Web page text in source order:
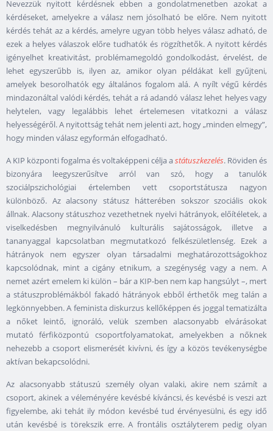
Nevezzük nyitott kérdésnek ebben a gondolatmenetben azokat a
kérdéseket, amelyekre a válasz nem jósolható be előre. Nem nyitott
kérdés tehát az a kérdés, amelyre ugyan több helyes válasz adható, de
ezek a helyes válaszok előre tudhatók és rögzíthetők. A nyitott kérdés
igényelhet kreativitást, problémamegoldó gondolkodást, érvelést, de
lehet egyszerűbb is, ilyen az, amikor olyan példákat kell gyűjteni,
amelyek besorolhatók egy általános fogalom alá. A nyílt végű kérdés
mindazonáltal valódi kérdés, tehát a rá adandó válasz lehet helyes vagy
helytelen, vagy legalábbis lehet értelemesen vitatkozni a válasz
helyességéről. A nyitottság tehát nem jelenti azt, hogy „minden elmegy”,
hogy minden válasz egyformán elfogadható.
A KIP központi fogalma és voltaképpeni célja astátuszkezelés. Röviden és
bizonyára leegyszerűsítve arról van szó, hogy a tanulók
szociálpszichológiai értelemben vett csoportstátusza nagyon
különböző. Az alacsony státusz hátterében sokszor szociális okok
állnak. Alacsony státuszhoz vezethetnek nyelvi hátrányok, előítéletek, a
viselkedésben megnyilvánuló kulturális sajátosságok, illetve a
tananyaggal kapcsolatban megmutatkozó felkészületlenség. Ezek a
hátrányok nem egyszer olyan társadalmi meghatározottságokhoz
kapcsolódnak, mint a cigány etnikum, a szegénység vagy a nem. A
nemet azért emelem ki külön – bár a KIP-ben nem kap hangsúlyt –, mert
a státuszproblémákból fakadó hátrányok ebből érthetők meg talán a
legkönnyebben. A feminista diskurzus kellőképpen és joggal tematizálta
a nőket leintő, ignoráló, velük szemben alacsonyabb elvárásokat
mutató férfiközpontú csoportfolyamatokat, amelyekben a nőknek
nehezebb a csoport elismerését kivívni, és így a közös tevékenységbe
aktívan bekapcsolódni.
Az alacsonyabb státuszú személy olyan valaki, akire nem számít a
csoport, akinek a véleményére kevésbé kíváncsi, és kevésbé is veszi azt
figyelembe, aki tehát ily módon kevésbé tud érvényesülni, és egy idő
után kevésbé is törekszik erre. A frontális osztályterem pedig olyan